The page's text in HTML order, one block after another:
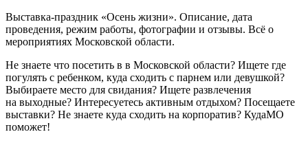
Выставка-праздник «Осень жизни». Описание, дата
проведения, режим работы, фотографии и отзывы. Всё о
мероприятиях Московской области.
Не знаете что посетить в в Московской области? Ищете где
погулять с ребенком, куда сходить с парнем или девушкой?
Выбираете место для свидания? Ищете развлечения
на выходные? Интересуетесь активным отдыхом? Посещаете
выставки? Не знаете куда сходить на корпоратив? КудаМО
поможет!